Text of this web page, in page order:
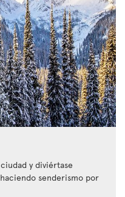
y diviértase
senderismo por